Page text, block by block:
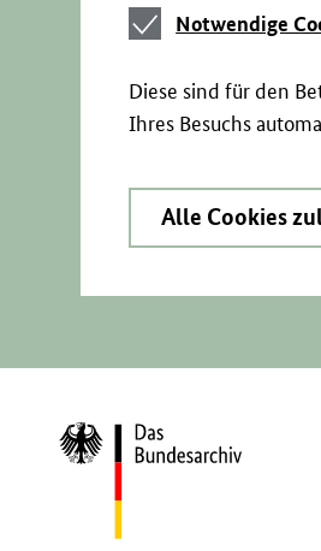
Notwendige
Cookies
Notwendige
Diese sind für den
Ihres Besuchs
Alle Cookies
Zur
Startseite